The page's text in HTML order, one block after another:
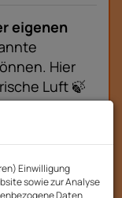
eigenen
Hier
Luft 🍃
umliegende
mit
Kaffee ☕️
Einwilligung
sowie zur Analyse